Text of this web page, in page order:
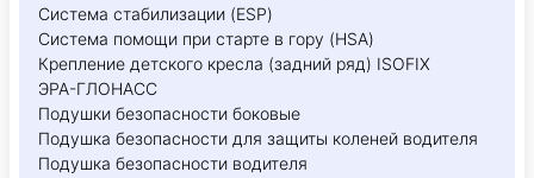
Система стабилизации (ESP)
Система помощи при старте в гору (HSA)
Крепление детского кресла (задний ряд) ISOFIX
ЭРА-ГЛОНАСС
Подушки безопасности боковые
Подушка безопасности для защиты коленей водителя
Подушка безопасности водителя